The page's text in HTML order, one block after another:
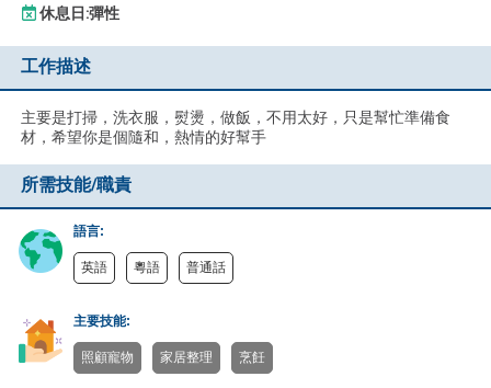
休息日:彈性
工作描述
主要是打掃，洗衣服，熨燙，做飯，不用太好，只是幫忙準備食
材，希望你是個隨和，熱情的好幫手
所需技能/職責
語言:
英語 粵語 普通話
主要技能:
照顧寵物 家居整理 烹飪